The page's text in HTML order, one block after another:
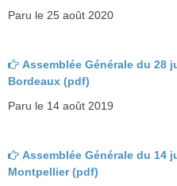
Paru le 25 août 2020
Assemblée Générale du 28
Bordeaux (pdf)
Paru le 14 août 2019
Assemblée Générale du 14
Montpellier (pdf)